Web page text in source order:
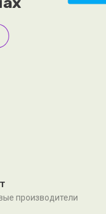
производители